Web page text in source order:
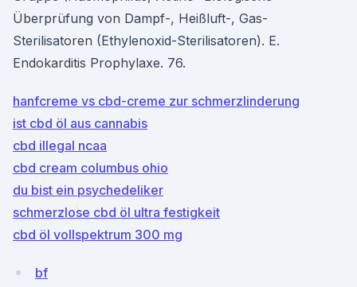
Überprüfung von Dampf-, Heißluft-, Gas-
Sterilisatoren (Ethylenoxid-Sterilisatoren). E.
Endokarditis Prophylaxe. 76.
hanfcreme vs cbd-creme zur schmerzlinderung
ist cbd öl aus cannabis
cbd illegal ncaa
cbd cream columbus ohio
du bist ein psychedeliker
schmerzlose cbd öl ultra festigkeit
cbd öl vollspektrum 300 mg
bf